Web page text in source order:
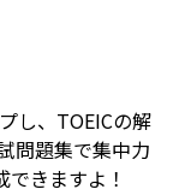
し、TOEICの解
問題集で集中力
きますよ！